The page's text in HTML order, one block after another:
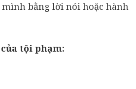
bằng lời nói hoặc hành
tội phạm: